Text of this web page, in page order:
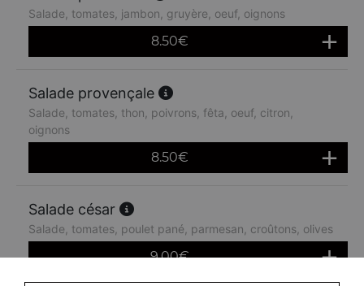
Salade, tomates, jambon, gruyère, oeuf, oignons
8.50€
Salade provençale
Salade, tomates, thon, poivrons, fêta, oeuf, citron,
oignons
8.50€
Salade césar
Salade, tomates, poulet pané, parmesan, croûtons, olives
9.00€